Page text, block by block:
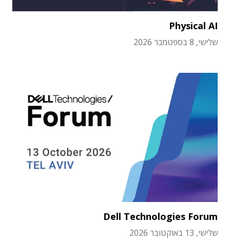
Physical AI
שלישי, 8 בספטמבר 2026
Dell Technologies Forum
שלישי, 13 באוקטובר 2026